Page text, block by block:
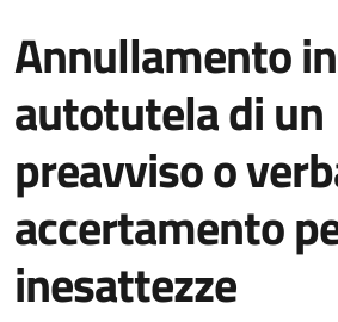
Annullamento in
autotutela di un
preavviso o
accertamento
inesattezze